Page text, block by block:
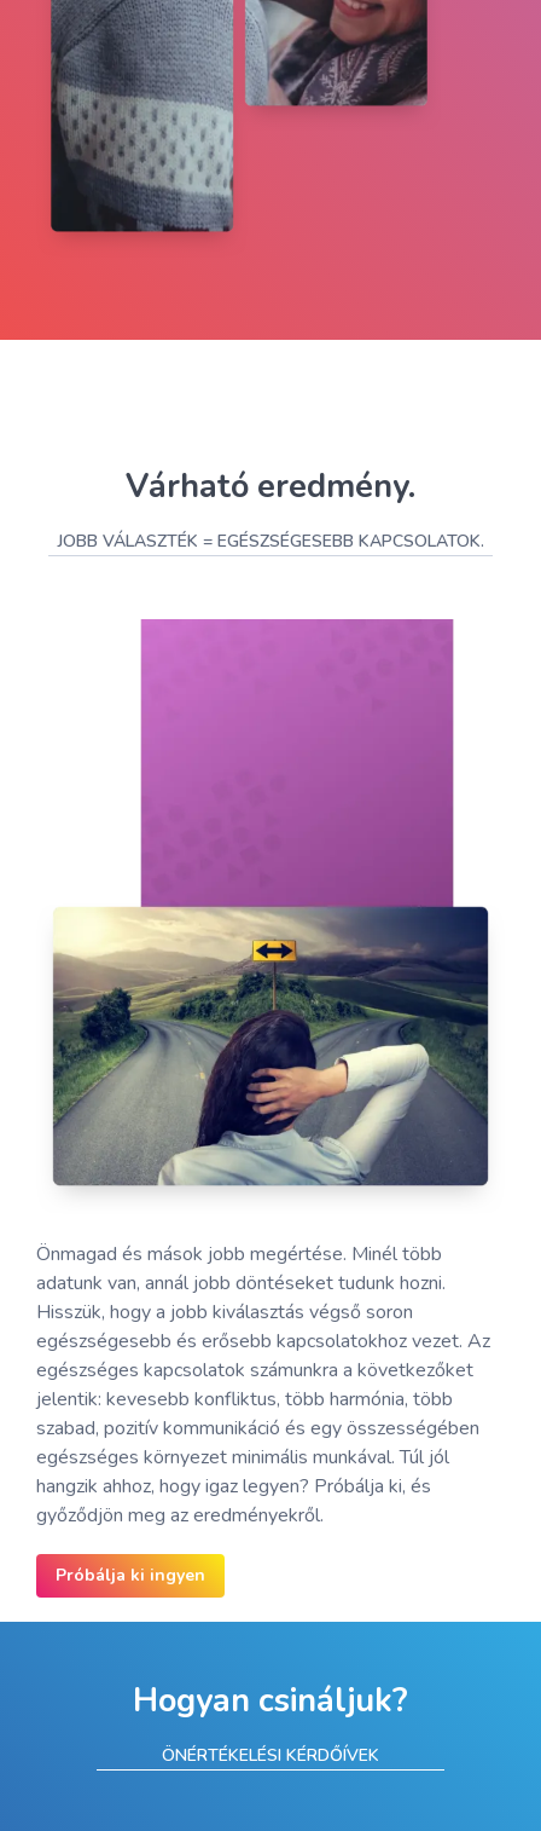
Várható eredmény.
JOBB VÁLASZTÉK = EGÉSZSÉGESEBB KAPCSOLATOK.
Önmagad és mások jobb megértése. Minél több
adatunk van, annál jobb döntéseket tudunk hozni.
Hisszük, hogy a jobb kiválasztás végső soron
egészségesebb és erősebb kapcsolatokhoz vezet. Az
egészséges kapcsolatok számunkra a következőket
jelentik: kevesebb konfliktus, több harmónia, több
szabad, pozitív kommunikáció és egy összességében
egészséges környezet minimális munkával. Túl jól
hangzik ahhoz, hogy igaz legyen? Próbálja ki, és
győződjön meg az eredményekről.
Próbálja ki ingyen
Hogyan csináljuk?
ÖNÉRTÉKELÉSI KÉRDŐÍVEK